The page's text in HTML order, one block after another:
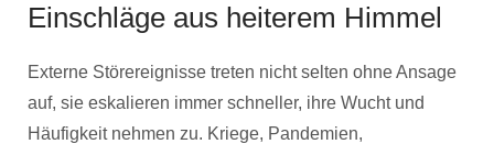
Einschläge aus heiterem Himmel
Externe Störereignisse treten nicht selten ohne Ansage
auf, sie eskalieren immer schneller, ihre Wucht und
Häufigkeit nehmen zu. Kriege, Pandemien,